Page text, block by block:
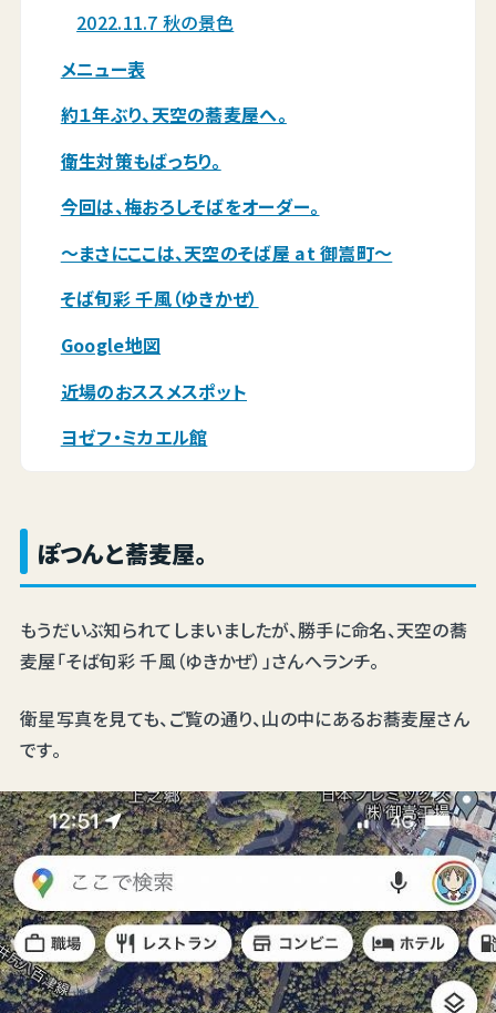
2022.11.7 秋の景色
メニュー表
約１年ぶり、天空の蕎麦屋へ。
衛生対策もばっちり。
今回は、梅おろしそばをオーダー。
～まさにここは、天空のそば屋 at 御嵩町～
そば旬彩 千風（ゆきかぜ）
Google地図
近場のおススメスポット
ヨゼフ・ミカエル館
ぽつんと蕎麦屋。
もうだいぶ知られてしまいましたが、勝手に命名、天空の蕎
麦屋「そば旬彩 千風（ゆきかぜ）」さんへランチ。
衛星写真を見ても、ご覧の通り、山の中にあるお蕎麦屋さん
です。